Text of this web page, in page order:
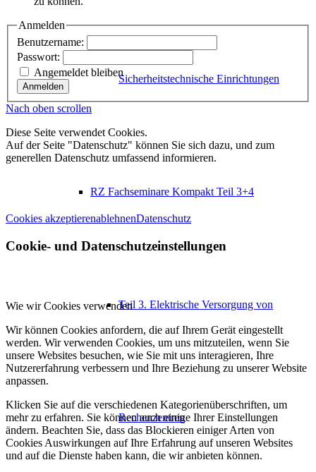
Sicherheitstechnische Einrichtungen
RZ Fachseminare Kompakt Teil 3+4
Teil 3. Elektrische Versorgung von
Rechenzentren
Anmelden
Benutzername:
Passwort:
Angemeldet bleiben
Anmelden
Nach oben scrollen
Diese Seite verwendet Cookies.
Auf der Seite "Datenschutz" können Sie sich dazu, und zum
generellen Datenschutz umfassend informieren.
Cookies akzeptierenablehnenDatenschutz
Cookie- und Datenschutzeinstellungen
Wie wir Cookies verwenden
Wir können Cookies anfordern, die auf Ihrem Gerät eingestellt
werden. Wir verwenden Cookies, um uns mitzuteilen, wenn Sie
unsere Websites besuchen, wie Sie mit uns interagieren, Ihre
Nutzererfahrung verbessern und Ihre Beziehung zu unserer Website
anpassen.
Klicken Sie auf die verschiedenen Kategorienüberschriften, um
mehr zu erfahren. Sie können auch einige Ihrer Einstellungen
ändern. Beachten Sie, dass das Blockieren einiger Arten von
Cookies Auswirkungen auf Ihre Erfahrung auf unseren Websites
und auf die Dienste haben kann, die wir anbieten können.